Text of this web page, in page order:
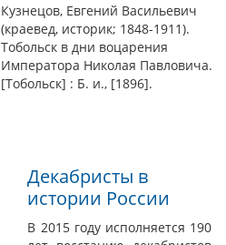
Кузнецов, Евгений Васильевич
(краевед, историк; 1848-1911).
Тобольск в дни воцарения
Императора Николая Павловича.
[Тобольск] : Б. и., [1896].
Декабристы в
истории России
В 2015 году исполняется 190